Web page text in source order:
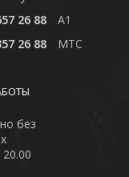
26 88
A1
26 88
MTC
без